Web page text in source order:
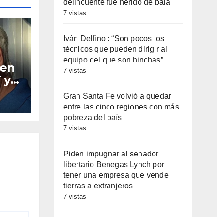
y
la
delincuente fue herido de bala
7 vistas
Iván Delfino : “Son pocos los
técnicos que pueden dirigir al
equipo del que son hinchas”
7 vistas
Gran Santa Fe volvió a quedar
entre las cinco regiones con más
pobreza del país
7 vistas
Piden impugnar al senador
libertario Benegas Lynch por
tener una empresa que vende
tierras a extranjeros
7 vistas